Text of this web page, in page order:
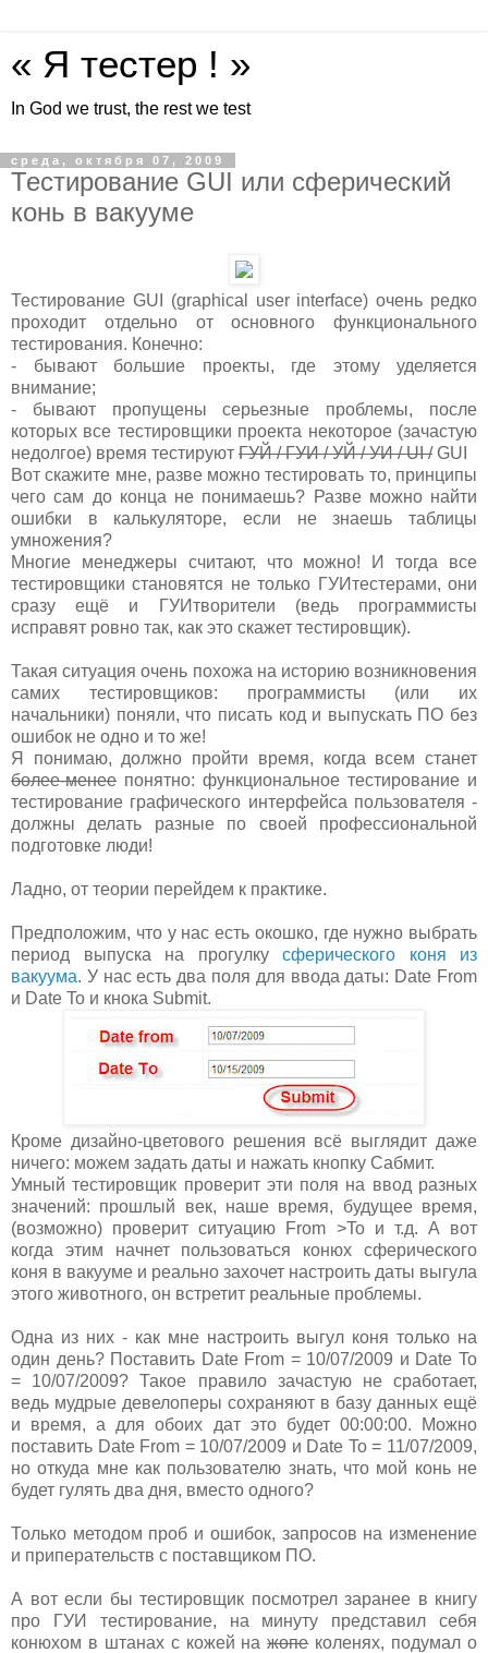
« Я тестер ! »
In God we trust, the rest we test
среда, октября 07, 2009
Тестирование GUI или сферический
конь в вакууме
Тестирование GUI (graphical user interface) очень редко
проходит отдельно от основного функционального
тестирования. Конечно:
- бывают большие проекты, где этому уделяется
внимание;
- бывают пропущены серьезные проблемы, после
которых все тестировщики проекта некоторое (зачастую
недолгое) время тестируют ГУЙ / ГУИ / УЙ / УИ / UI /GUI
Вот скажите мне, разве можно тестировать то, принципы
чего сам до конца не понимаешь? Разве можно найти
ошибки в калькуляторе, если не знаешь таблицы
умножения?
Многие менеджеры считают, что можно! И тогда все
тестировщики становятся не только ГУИтестерами, они
сразу ещё и ГУИтворители (ведь программисты
исправят ровно так, как это скажет тестировщик).
Такая ситуация очень похожа на историю возникновения
самих тестировщиков: программисты (или их
начальники) поняли, что писать код и выпускать ПО без
ошибок не одно и то же!
Я понимаю, должно пройти время, когда всем станет
более-менее понятно: функциональное тестирование и
тестирование графического интерфейса пользователя -
должны делать разные по своей профессиональной
подготовке люди!
Ладно, от теории перейдем к практике.
Предположим, что у нас есть окошко, где нужно выбрать
период выпуска на прогулку сферического коня из
вакуума. У нас есть два поля для ввода даты: Date From
и Date To и кнока Submit.
Кроме дизайно-цветового решения всё выглядит даже
ничего: можем задать даты и нажать кнопку Сабмит.
Умный тестировщик проверит эти поля на ввод разных
значений: прошлый век, наше время, будущее время,
(возможно) проверит ситуацию From >To и т.д. А вот
когда этим начнет пользоваться конюх сферического
коня в вакууме и реально захочет настроить даты выгула
этого животного, он встретит реальные проблемы.
Одна из них - как мне настроить выгул коня только на
один день? Поставить Date From = 10/07/2009 и Date To
= 10/07/2009? Такое правило зачастую не сработает,
ведь мудрые девелоперы сохраняют в базу данных ещё
и время, а для обоих дат это будет 00:00:00. Можно
поставить Date From = 10/07/2009 и Date To = 11/07/2009,
но откуда мне как пользователю знать, что мой конь не
будет гулять два дня, вместо одного?
Только методом проб и ошибок, запросов на изменение
и приперательств с поставщиком ПО.
А вот если бы тестировщик посмотрел заранее в книгу
про ГУИ тестирование, на минуту представил себя
конюхом в штанах с кожей нажопеколенях, подумал о